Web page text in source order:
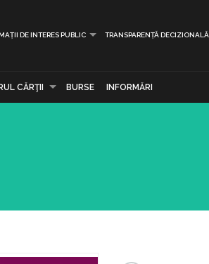
DE INTERES PUBLIC TRANSPARENȚĂ DECIZIONALĂ
CĂRŢII BURSE INFORMĂRI